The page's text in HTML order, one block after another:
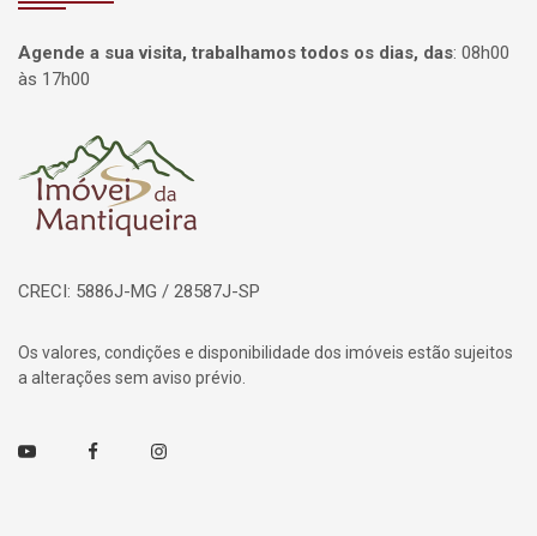
Agende a sua visita, trabalhamos todos os dias, das: 08h00
às 17h00
Página inicial
CRECI: 5886J-MG / 28587J-SP
Os valores, condições e disponibilidade dos imóveis estão sujeitos
a alterações sem aviso prévio.
Youtube FacebookInstagram